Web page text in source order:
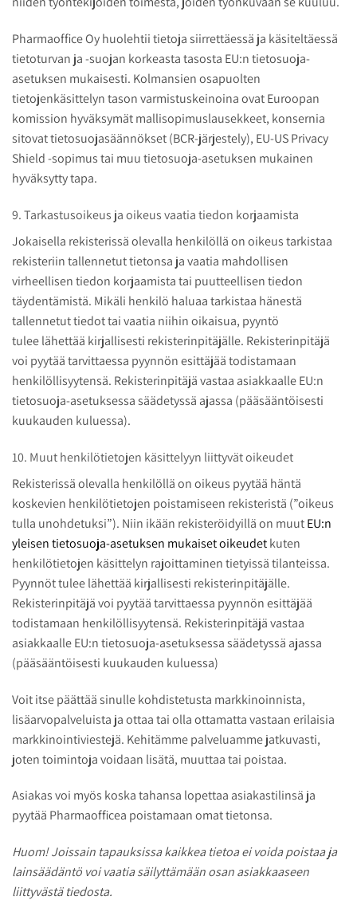
Pharmaoffice Oy huolehtii tietoja siirrettäessä ja käsiteltäessä
tietoturvan ja -suojan korkeasta tasosta EU:n tietosuoja-
asetuksen mukaisesti. Kolmansien osapuolten
tietojenkäsittelyn tason varmistuskeinoina ovat Euroopan
komission hyväksymät mallisopimuslausekkeet, konsernia
sitovat tietosuojasäännökset (BCR-järjestely), EU-US Privacy
Shield -sopimus tai muu tietosuoja-asetuksen mukainen
hyväksytty tapa.
9. Tarkastusoikeus ja oikeus vaatia tiedon korjaamista
Jokaisella rekisterissä olevalla henkilöllä on oikeus tarkistaa
rekisteriin tallennetut tietonsa ja vaatia mahdollisen
virheellisen tiedon korjaamista tai puutteellisen tiedon
täydentämistä. Mikäli henkilö haluaa tarkistaa hänestä
tallennetut tiedot tai vaatia niihin oikaisua, pyyntö
tulee lähettää kirjallisesti rekisterinpitäjälle. Rekisterinpitäjä
voi pyytää tarvittaessa pyynnön esittäjää todistamaan
henkilöllisyytensä. Rekisterinpitäjä vastaa asiakkaalle EU:n
tietosuoja-asetuksessa säädetyssä ajassa (pääsääntöisesti
kuukauden kuluessa).
10. Muut henkilötietojen käsittelyyn liittyvät oikeudet
Rekisterissä olevalla henkilöllä on oikeus pyytää häntä
koskevien henkilötietojen poistamiseen rekisteristä (”oikeus
tulla unohdetuksi”). Niin ikään rekisteröidyillä on muutEU:n
yleisen tietosuoja-asetuksen mukaiset oikeudetkuten
henkilötietojen käsittelyn rajoittaminen tietyissä tilanteissa.
Pyynnöt tulee lähettää kirjallisesti rekisterinpitäjälle.
Rekisterinpitäjä voi pyytää tarvittaessa pyynnön esittäjää
todistamaan henkilöllisyytensä. Rekisterinpitäjä vastaa
asiakkaalle EU:n tietosuoja-asetuksessa säädetyssä ajassa
(pääsääntöisesti kuukauden kuluessa)
Voit itse päättää sinulle kohdistetusta markkinoinnista,
lisäarvopalveluista ja ottaa tai olla ottamatta vastaan erilaisia
markkinointiviestejä. Kehitämme palveluamme jatkuvasti,
joten toimintoja voidaan lisätä, muuttaa tai poistaa.
Asiakas voi myös koska tahansa lopettaa asiakastilinsä ja
pyytää Pharmaofficea poistamaan omat tietonsa.
Huom! Joissain tapauksissa kaikkea tietoa ei voida poistaa ja
lainsäädäntö voi vaatia säilyttämään osan asiakkaaseen
liittyvästä tiedosta.